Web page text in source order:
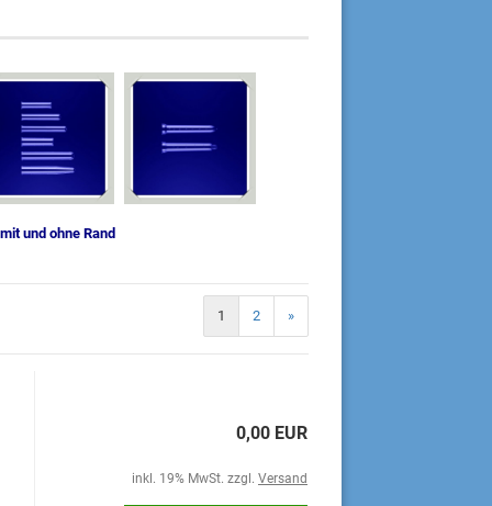
und ohne Rand
1 2 »
0,00 EUR
inkl. 19% MwSt. zzgl. Versand